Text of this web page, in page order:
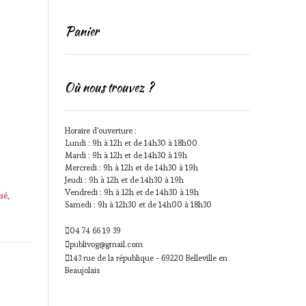
,
Panier
Où nous trouvez ?
Horaire d'ouverture :
Lundi : 9h à 12h et de 14h30 à 18h00
Mardi : 9h à 12h et de 14h30 à 19h
Mercredi : 9h à 12h et de 14h30 à 19h
Jeudi : 9h à 12h et de 14h30 à 19h
Vendredi : 9h à 12h et de 14h30 à 19h
Samedi : 9h à 12h30 et de 14h00 à 18h30
04 74 66 19 39
publivog@gmail.com
143 rue de la république - 69220 Belleville en
Beaujolais